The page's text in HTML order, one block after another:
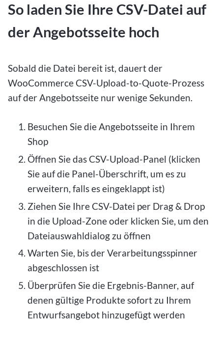
So laden Sie Ihre CSV-Datei auf
der Angebotsseite hoch
Sobald die Datei bereit ist, dauert der
WooCommerce CSV-Upload-to-Quote-Prozess
auf der Angebotsseite nur wenige Sekunden.
Besuchen Sie die Angebotsseite in Ihrem
Shop
Öffnen Sie das CSV-Upload-Panel (klicken
Sie auf die Panel-Überschrift, um es zu
erweitern, falls es eingeklappt ist)
Ziehen Sie Ihre CSV-Datei per Drag & Drop
in die Upload-Zone oder klicken Sie, um den
Dateiauswahldialog zu öffnen
Warten Sie, bis der Verarbeitungsspinner
abgeschlossen ist
Überprüfen Sie die Ergebnis-Banner, auf
denen gültige Produkte sofort zu Ihrem
Entwurfsangebot hinzugefügt werden